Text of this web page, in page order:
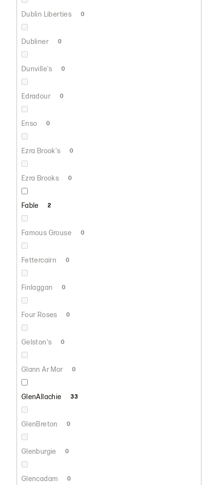
Dublin Liberties 0
Dubliner 0
Dunville's 0
Edradour 0
Enso 0
Ezra Brook's 0
Ezra Brooks 0
Fable 2
Famous Grouse 0
Fettercairn 0
Finlaggan 0
Four Roses 0
Gelston's 0
Glann Ar Mor 0
GlenAllachie 33
GlenBreton 0
Glenburgie 0
Glencadam 0